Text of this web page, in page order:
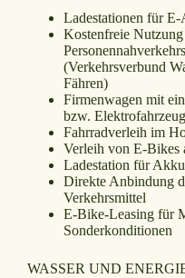
Ladestationen für E-
Kostenfreie
(Verkehrsverbund
Fähren)
Firmenwagen mit
bzw.
Fahrradverleih im
Verleih von E-Bikes
Ladestation für
Direkte Anbindung
Verkehrsmittel
E-Bike-Leasing für
Sonderkonditionen
WASSER UND